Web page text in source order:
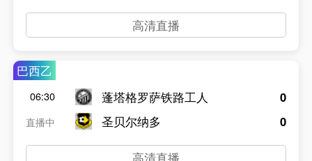
高清直播
巴西乙
06:30
直播中
蓬塔格罗萨铁路工人
圣贝尔纳多
0
0